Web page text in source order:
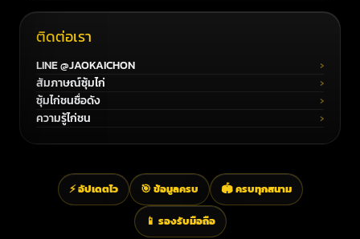
ติดต่อเรา
LINE @JAOKAICHON
สัมภาษณ์ซุ้มไก่
ซุ้มไก่ชนชื่อดัง
ความรู้ไก่ชน
⚡ อัปเดตไว 🎯 ข้อมูลครบ 🏟️ ครบทุกสนาม
📱 รองรับมือถือ